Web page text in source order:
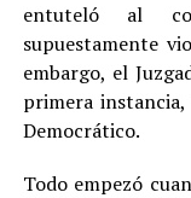
entuteló al
supuestamente
embargo, el
primera
Democrático.
Todo empezó